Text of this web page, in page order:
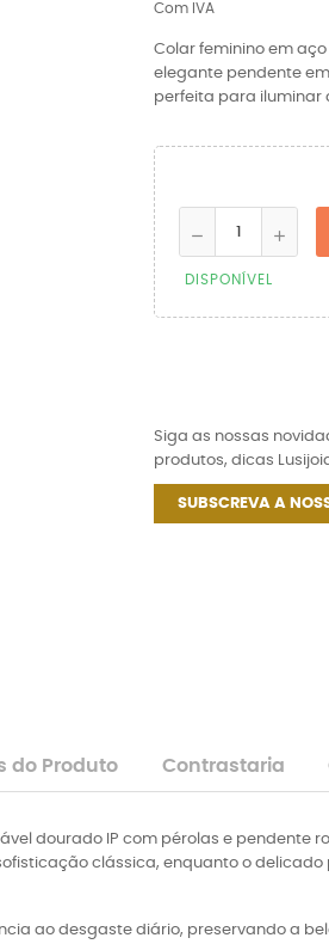
Com IVA
Colar feminino em
elegante pendente
perfeita para iluminar
DISPONÍVEL
Siga as nossas
produtos, dicas
SUBSCREVA A
do Produto Contrastaria
dourado IP com pérolas e pendente
clássica, enquanto o
ao desgaste diário, preservando a